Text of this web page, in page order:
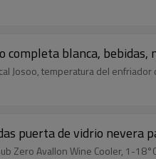
blanca, bebidas,
Josoo, temperatura del
puerta de vidrio nevera
Zero Avallon Wine Cooler, 1-